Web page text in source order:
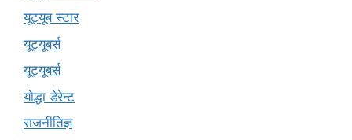
यूट्यूब स्टार
यूट्‍यूबर्स
यूट्यूबर्स
योद्धा डेरेन्ट
राजनीतिज्ञ